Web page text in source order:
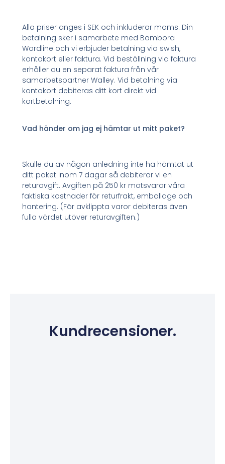
Alla priser anges i SEK och inkluderar moms. Din
betalning sker i samarbete med Bambora
Wordline och vi erbjuder betalning via swish,
kontokort eller faktura. Vid beställning via faktura
erhåller du en separat faktura från vår
samarbetspartner Walley. Vid betalning via
kontokort debiteras ditt kort direkt vid
kortbetalning.
Vad händer om jag ej hämtar ut mitt paket?
Skulle du av någon anledning inte ha hämtat ut
ditt paket inom 7 dagar så debiterar vi en
returavgift. Avgiften på 250 kr motsvarar våra
faktiska kostnader för returfrakt, emballage och
hantering. (För avklippta varor debiteras även
fulla värdet utöver returavgiften.)
Kundrecensioner.